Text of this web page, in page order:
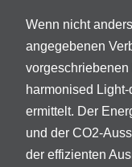
Wenn nicht
angegebenen
harmonised
ermittelt. Der
und der CO2-
der effizienten